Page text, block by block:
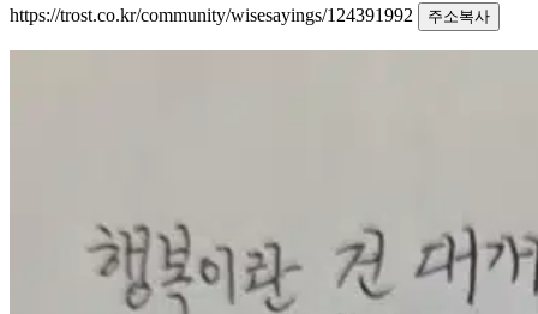
https://trost.co.kr/community/wisesayings/124391992
주소복사